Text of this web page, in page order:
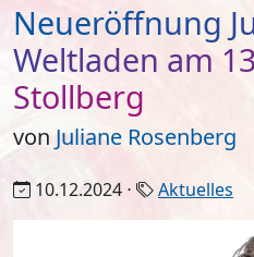
Neueröffnung
Weltladen am
Stollberg
von Juliane Rosenberg
10.12.2024 ⋅ Aktuelles